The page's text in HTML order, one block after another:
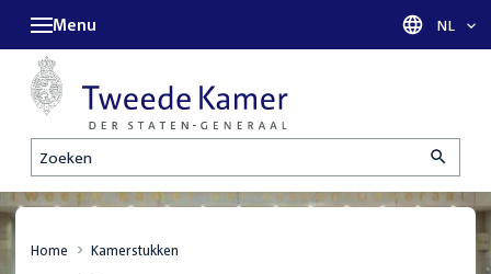
Zoeken
Menu Taal
NL
Home Kamerstukken